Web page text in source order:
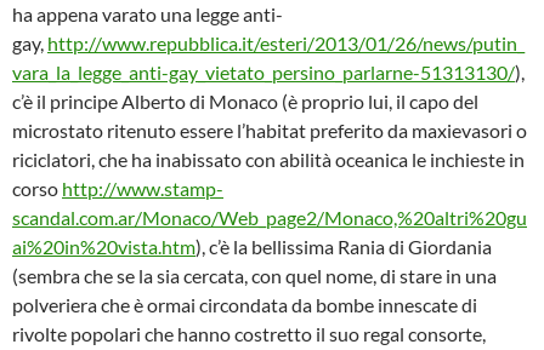
ha appena varato una legge anti-
gay, http://www.repubblica.it/esteri/2013/01/26/news/putin_
vara_la_legge_anti-gay_vietato_persino_parlarne-51313130/),
c’è il principe Alberto di Monaco (è proprio lui, il capo del
microstato ritenuto essere l’habitat preferito da maxievasori o
riciclatori, che ha inabissato con abilità oceanica le inchieste in
corso http://www.stamp-
scandal.com.ar/Monaco/Web_page2/Monaco,%20altri%20gu
ai%20in%20vista.htm), c’è la bellissima Rania di Giordania
(sembra che se la sia cercata, con quel nome, di stare in una
polveriera che è ormai circondata da bombe innescate di
rivolte popolari che hanno costretto il suo regal consorte,